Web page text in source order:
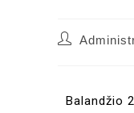
Balandžio